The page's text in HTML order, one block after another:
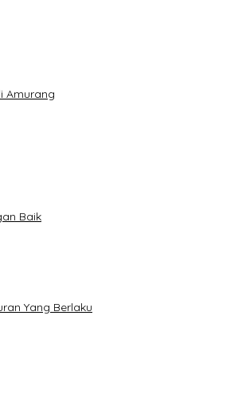
Amurang
Baik
Yang Berlaku